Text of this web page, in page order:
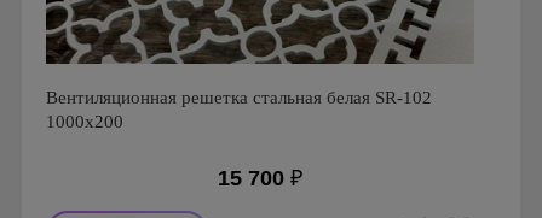
Вентиляционная решетка стальная белая SR-102
1000х200
15 700 ₽